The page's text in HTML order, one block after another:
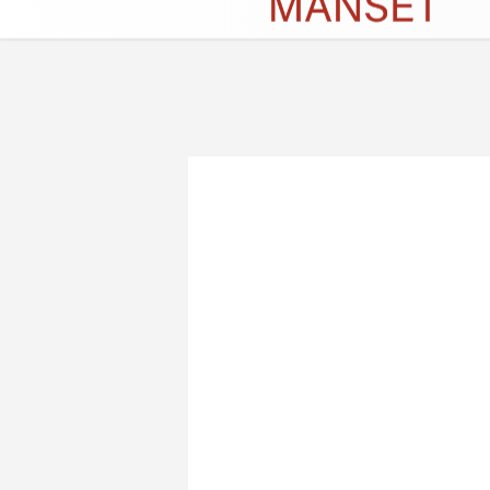
İletişim Çerez Politikası